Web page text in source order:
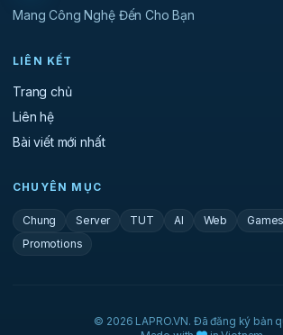
Mang Công Nghệ Đến Cho Bạn
LIÊN KẾT
Trang chủ
Liên hệ
Bài viết mới nhất
CHUYÊN MỤC
Chung Server TUT AI Web Games
Promotions
© 2026 LAPRO.VN. Đã đăng ký bản